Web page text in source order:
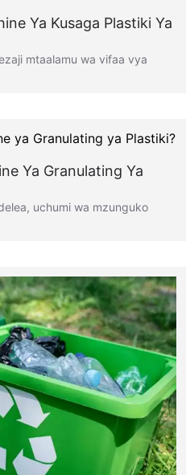
Ya Kusaga Plastiki Ya
mtaalamu wa vifaa vya
Ya Granulating Ya
uchumi wa mzunguko